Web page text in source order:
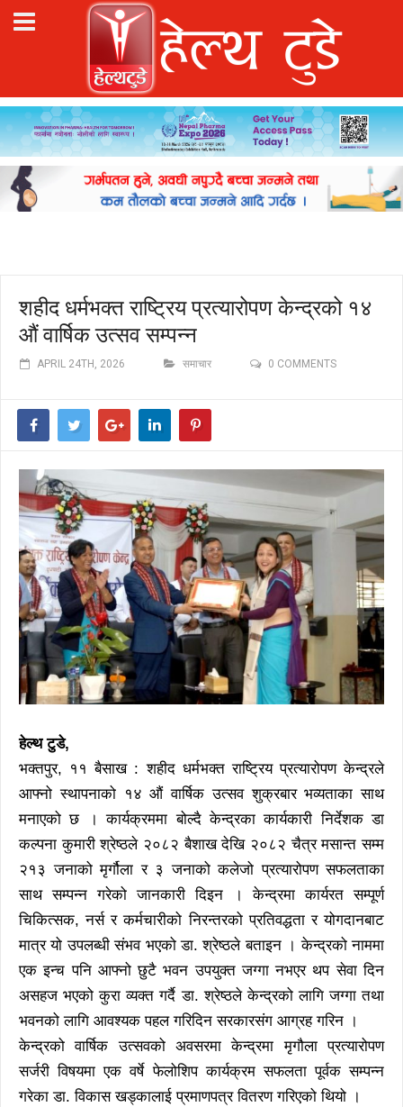
शहीद धर्मभक्त राष्ट्रिय प्रत्यारोपण केन्द्रको १४
औं वार्षिक उत्सव सम्पन्न
APRIL 24TH, 2026 समाचार 0 COMMENTS
हेल्थ टुडे,
भक्तपुर, ११ बैसाख : शहीद धर्मभक्त राष्ट्रिय प्रत्यारोपण केन्द्रले
आफ्नो स्थापनाको १४ औं वार्षिक उत्सव शुक्रबार भव्यताका साथ
मनाएको छ । कार्यक्रममा बोल्दै केन्द्रका कार्यकारी निर्देशक डा
कल्पना कुमारी श्रेष्ठले २०८२ बैशाख देखि २०८२ चैत्र मसान्त सम्म
२१३ जनाको मृर्गौला र ३ जनाको कलेजो प्रत्यारोपण सफलताका
साथ सम्पन्न गरेको जानकारी दिइन । केन्द्रमा कार्यरत सम्पूर्ण
चिकित्सक, नर्स र कर्मचारीको निरन्तरको प्रतिवद्धता र योगदानबाट
मात्र यो उपलब्धी संभव भएको डा. श्रेष्ठले बताइन । केन्द्रको नाममा
एक इन्च पनि आफ्नो छुटै भवन उपयुक्त जग्गा नभएर थप सेवा दिन
असहज भएको कुरा व्यक्त गर्दै डा. श्रेष्ठले केन्द्रको लागि जग्गा तथा
भवनको लागि आवश्यक पहल गरिदिन सरकारसंग आग्रह गरिन ।
केन्द्रको वार्षिक उत्सवको अवसरमा केन्द्रमा मृगौला प्रत्यारोपण
सर्जरी विषयमा एक वर्षे फेलोशिप कार्यक्रम सफलता पूर्वक सम्पन्न
गरेका डा. विकास खड्कालाई प्रमाणपत्र वितरण गरिएको थियो ।